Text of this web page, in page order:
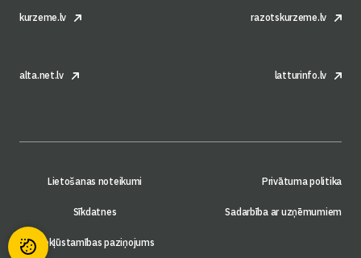
kurzeme.lv razotskurzeme.lv
alta.net.lv latturinfo.lv
Lietošanas noteikumi Privātuma politika
Sīkdatnes Sadarbība ar uzņēmumiem
Piekļūstamības paziņojums